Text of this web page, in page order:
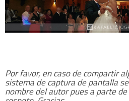
Por favor, en caso de compartir
sistema de captura de pantalla
nombre del autor pues a parte